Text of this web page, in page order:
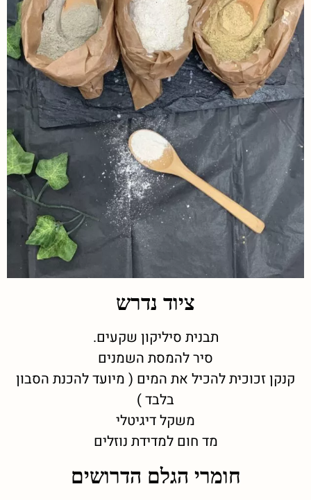
ציוד נדרש
תבנית סיליקון שקעים.
סיר להמסת השמנים
קנקן זכוכית להכיל את המים ( מיועד להכנת הסבון
בלבד )
משקל דיגיטלי
מד חום למדידת נוזלים
חומרי הגלם הדרושים